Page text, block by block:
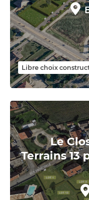
Libre choix
Le
Terrains 13